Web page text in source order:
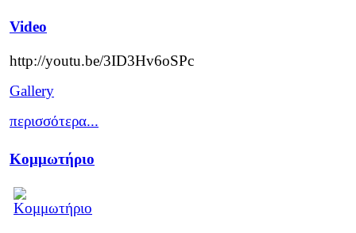
Video
http://youtu.be/3ID3Hv6oSPc
Gallery
περισσότερα...
Κομμωτήριο